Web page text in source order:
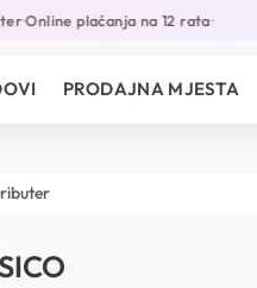
•Online plaćanja na 12 rata•
PRODAJNA MJESTA